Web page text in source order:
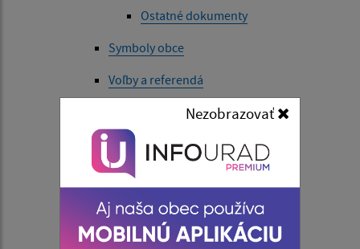
Nezobrazovať
Ostatné dokumenty
Symboly obce
Voľby a referendá
Civilná ochrana obyvateľstva
Obecná firma - Villa Ursi s.r.o.
Úradná tabuľa
Úradná tabuľa - archív
Život v obci